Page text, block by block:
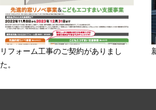
リフォーム工事のご契約がありまし
た。